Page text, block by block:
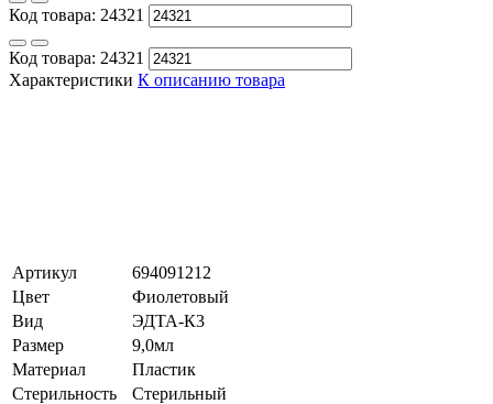
Код товара: 24321
Код товара: 24321
Характеристики К описанию товара
Артикул
694091212
Цвет
Фиолетовый
Вид
ЭДТА-К3
Размер
9,0мл
Материал
Пластик
Стерильность
Стерильный